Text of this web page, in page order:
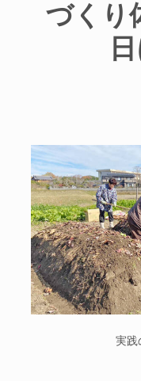
づく
実践